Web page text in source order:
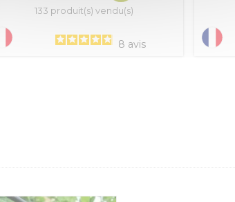
133 produit(s) vendu(s)
8 avis